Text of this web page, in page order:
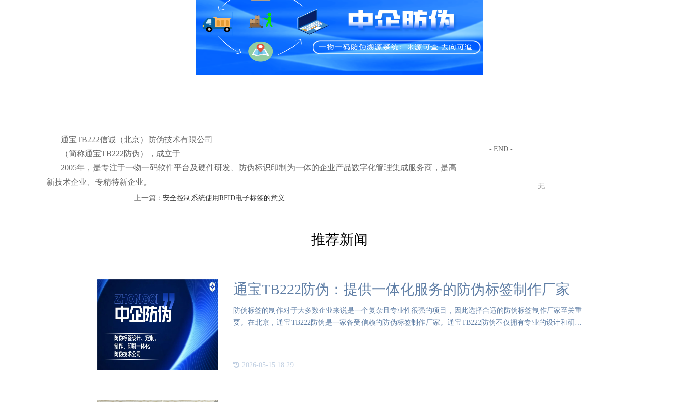
通宝TB222信诚（北京）防伪技术有限公司
（简称通宝TB222防伪），成立于
2005年，是专注于一物一码软件平台及硬件研发、防伪标识印制为一体的企业产品数字化管理集成服务商，是高
新技术企业、专精特新企业。
- END -
上一篇： 安全控制系统使用RFID电子标签的意义
无
推荐新闻
通宝TB222防伪：提供一体化服务的防伪标签制作厂家
防伪标签的制作对于大多数企业来说是一个复杂且专业性很强的项目，因此选择合适的防伪标签制作厂家至关重
要。在北京，通宝TB222防伪是一家备受信赖的防伪标签制作厂家。通宝TB222防伪不仅拥有专业的设计和研发
2026-05-15 18:29